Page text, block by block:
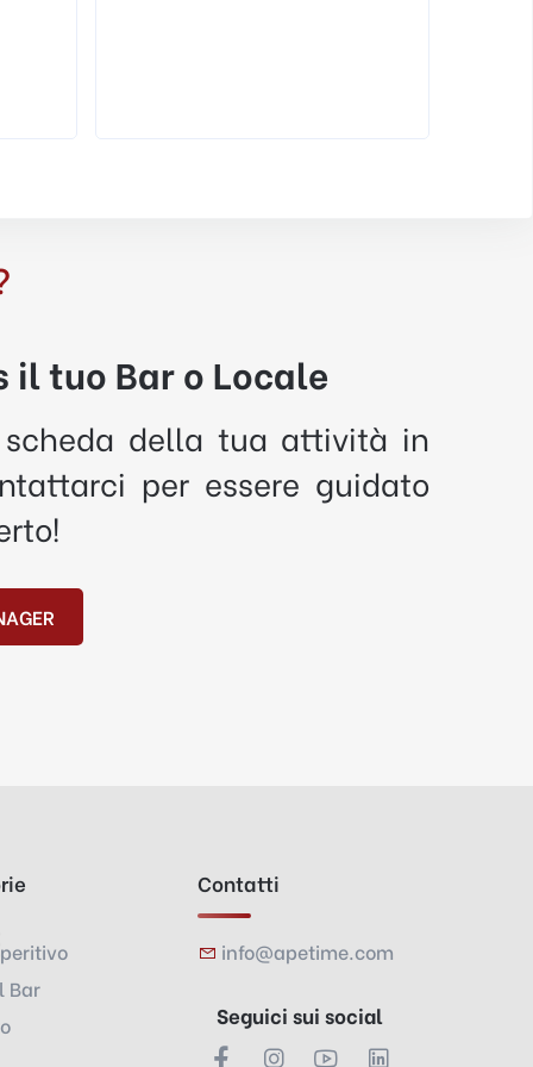
il tuo Bar o Locale
della tua attività in
per essere guidato
Bar
Contatti
info@apetime.com
Seguici sui social